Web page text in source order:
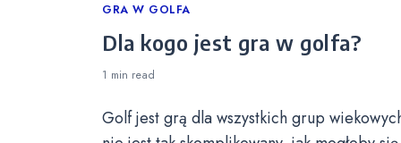
Categories
GRA W GOLFA
Dla kogo jest gra w golfa?
1 min read
Golf jest grą dla wszystkich grup